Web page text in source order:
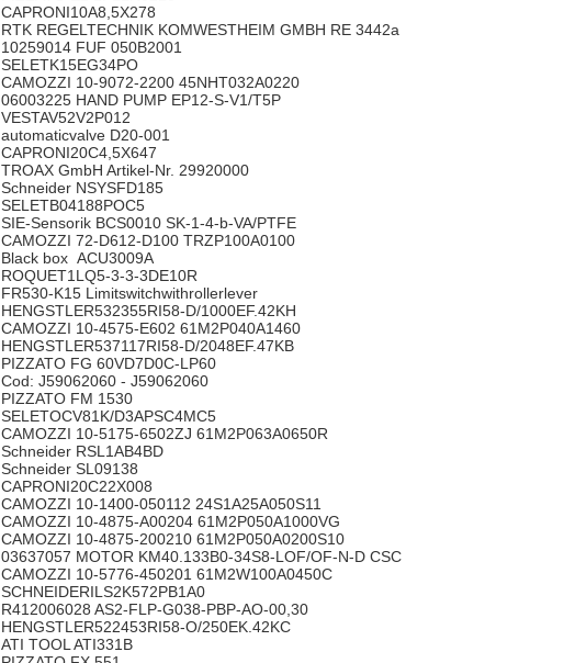
CAPRONI10A8,5X278
RTK REGELTECHNIK KOMWESTHEIM GMBH RE 3442a
10259014 FUF 050B2001
SELETK15EG34PO
CAMOZZI 10-9072-2200 45NHT032A0220
06003225 HAND PUMP EP12-S-V1/T5P
VESTAV52V2P012
automaticvalve D20-001
CAPRONI20C4,5X647
TROAX GmbH Artikel-Nr. 29920000
Schneider NSYSFD185
SELETB04188POC5
SIE-Sensorik BCS0010 SK-1-4-b-VA/PTFE
CAMOZZI 72-D612-D100 TRZP100A0100
Black box ACU3009A
ROQUET1LQ5-3-3-3DE10R
FR530-K15 Limitswitchwithrollerlever
HENGSTLER532355RI58-D/1000EF.42KH
CAMOZZI 10-4575-E602 61M2P040A1460
HENGSTLER537117RI58-D/2048EF.47KB
PIZZATO FG 60VD7D0C-LP60
Cod: J59062060 - J59062060
PIZZATO FM 1530
SELETOCV81K/D3APSC4MC5
CAMOZZI 10-5175-6502ZJ 61M2P063A0650R
Schneider RSL1AB4BD
Schneider SL09138
CAPRONI20C22X008
CAMOZZI 10-1400-050112 24S1A25A050S11
CAMOZZI 10-4875-A00204 61M2P050A1000VG
CAMOZZI 10-4875-200210 61M2P050A0200S10
03637057 MOTOR KM40.133B0-34S8-LOF/OF-N-D CSC
CAMOZZI 10-5776-450201 61M2W100A0450C
SCHNEIDERILS2K572PB1A0
R412006028 AS2-FLP-G038-PBP-AO-00,30
HENGSTLER522453RI58-O/250EK.42KC
ATI TOOL ATI331B